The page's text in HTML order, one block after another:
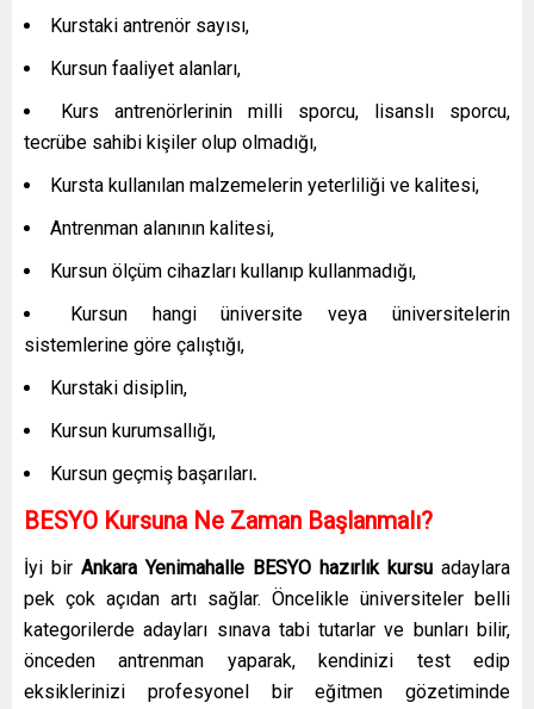
Kurstaki antrenör sayısı,
Kursun faaliyet alanları,
Kurs antrenörlerinin milli sporcu, lisanslı sporcu,
tecrübe sahibi kişiler olup olmadığı,
Kursta kullanılan malzemelerin yeterliliği ve kalitesi,
Antrenman alanının kalitesi,
Kursun ölçüm cihazları kullanıp kullanmadığı,
Kursun hangi üniversite veya üniversitelerin
sistemlerine göre çalıştığı,
Kurstaki disiplin,
Kursun kurumsallığı,
Kursun geçmiş başarıları.
BESYO Kursuna Ne Zaman Başlanmalı?
İyi bir Ankara Yenimahalle BESYO hazırlık kursu adaylara
pek çok açıdan artı sağlar. Öncelikle üniversiteler belli
kategorilerde adayları sınava tabi tutarlar ve bunları bilir,
önceden antrenman yaparak, kendinizi test edip
eksiklerinizi profesyonel bir eğitmen gözetiminde